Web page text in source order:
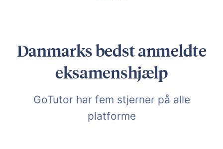
Danmarks bedst anmeldte
eksamenshjælp
GoTutor har fem stjerner på alle
platforme